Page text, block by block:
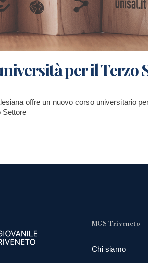
per il Terzo
offre un nuovo corso universitario
Settore
MGS Triveneto
Chi siamo